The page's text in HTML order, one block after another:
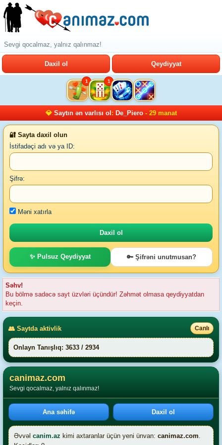
Sevgi qocalmaz, yalnız qalınmaz!
Daxil ol Qeydiyyat
1 1
💎 Saytın ən varlısı ol : De_Piero- 29 manat
🔐 Sayta daxil olun
İstifadəçi adı və ya ID:
Şifrə:
Məni xatırla
✨ Pulsuz Qeydiyyat 🔑 Şifrəni unutmusan?
Səhv!
Bu bölmə sadəcə sayt üzvləri üçündür! Zəhmət olmasa qeydiyyatdan
keçin.
👥 Saytda aktivlik Canlı
Onlayn Tanışlıq: 3633 / 2934
canimaz.com
Sevgi qocalmaz, yalnız qalınmaz!
Ana səhifə Daxil ol
Əvvəl canim.az kimi axtaranlar üçün yeni ünvan: canimaz.com.